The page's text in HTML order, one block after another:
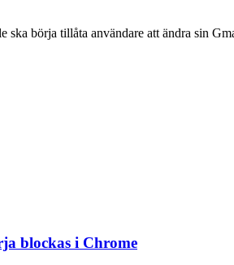
börja tillåta användare att ändra sin
blockas i Chrome